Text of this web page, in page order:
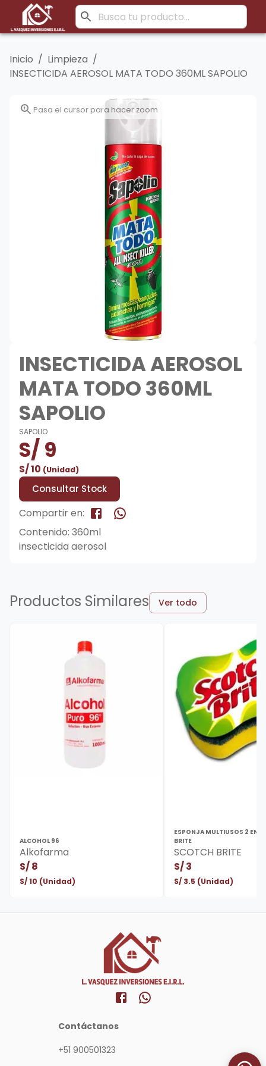
Inicio / Limpieza /
INSECTICIDA AEROSOL MATA TODO 360ML SAPOLIO
Pasa el cursor para hacer zoom
INSECTICIDA AEROSOL
MATA TODO 360ML
SAPOLIO
SAPOLIO
S/9
S/10 (Unidad)
Consultar Stock
Compartir en:
Contenido: 360ml
insecticida aerosol
Productos Similares Ver todo
ALCOHOL 96
Alkofarma
S/8
S/10 (Unidad)
ESPONJA MULTIUSOS 2 EN 1
BRITE
SCOTCH BRITE
S/3
S/ 3.5 (Unidad)
Contáctanos
+51 900501323